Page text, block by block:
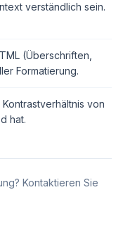
verständlich sein.
(Überschriften,
Formatierung.
von
hat.
Kontaktieren Sie